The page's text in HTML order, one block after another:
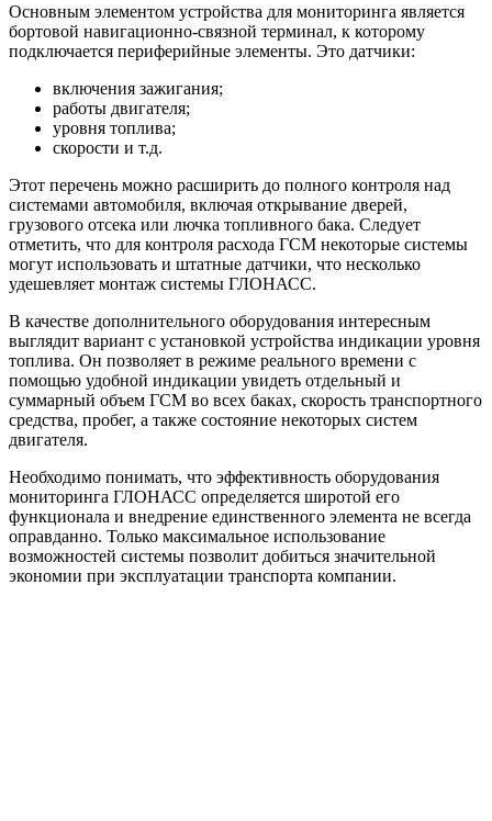
Основным элементом устройства для мониторинга является
бортовой навигационно-связной терминал, к которому
подключается периферийные элементы. Это датчики:
включения зажигания;
работы двигателя;
уровня топлива;
скорости и т.д.
Этот перечень можно расширить до полного контроля над
системами автомобиля, включая открывание дверей,
грузового отсека или лючка топливного бака. Следует
отметить, что для контроля расхода ГСМ некоторые системы
могут использовать и штатные датчики, что несколько
удешевляет монтаж системы ГЛОНАСС.
В качестве дополнительного оборудования интересным
выглядит вариант с установкой устройства индикации уровня
топлива. Он позволяет в режиме реального времени с
помощью удобной индикации увидеть отдельный и
суммарный объем ГСМ во всех баках, скорость транспортного
средства, пробег, а также состояние некоторых систем
двигателя.
Необходимо понимать, что эффективность оборудования
мониторинга ГЛОНАСС определяется широтой его
функционала и внедрение единственного элемента не всегда
оправданно. Только максимальное использование
возможностей системы позволит добиться значительной
экономии при эксплуатации транспорта компании.